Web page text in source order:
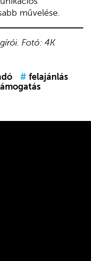
művelése.
Fotó: 4K
# felajánlás